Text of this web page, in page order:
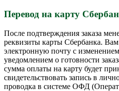
Перевод на карту
После подтверждения заказа
реквизиты карты Сбербанка.
электронную почту с
уведомлением о готовности
сумма оплаты на карту будет
свидетельствовать запись в
проводка в системе ОФД